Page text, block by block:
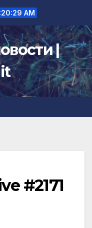
AM
|
#2171